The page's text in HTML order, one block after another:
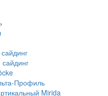
Профиль
Mirida